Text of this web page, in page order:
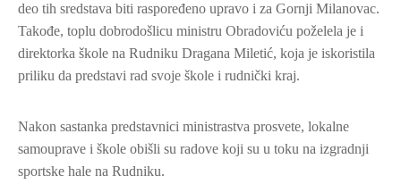
deo tih sredstava biti raspoređeno upravo i za Gornji Milanovac.
Takođe, toplu dobrodošlicu ministru Obradoviću poželela je i
direktorka škole na Rudniku Dragana Miletić, koja je iskoristila
priliku da predstavi rad svoje škole i rudnički kraj.
Nakon sastanka predstavnici ministrastva prosvete, lokalne
samouprave i škole obišli su radove koji su u toku na izgradnji
sportske hale na Rudniku.